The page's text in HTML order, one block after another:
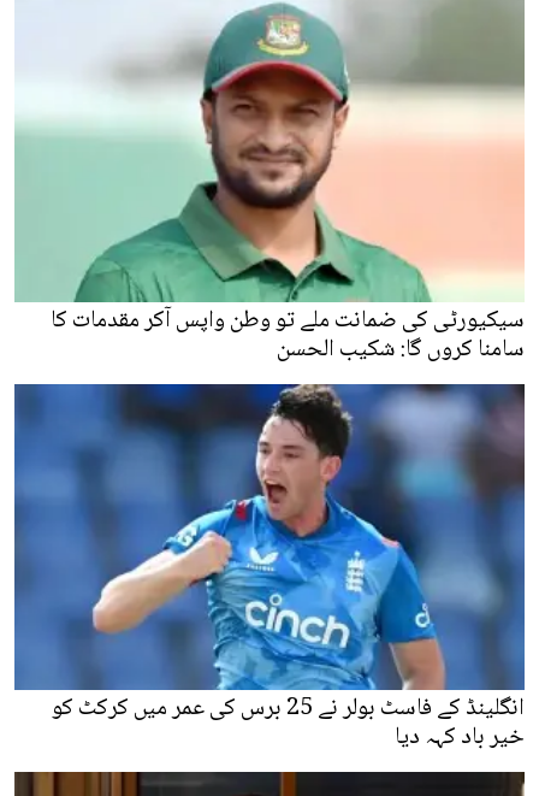
سیکیورٹی کی ضمانت ملے تو وطن واپس آکر مقدمات کا
سامنا کروں گا: شکیب الحسن
انگلینڈ کے فاسٹ بولر نے 25 برس کی عمر میں کرکٹ کو
خیر باد کہہ دیا